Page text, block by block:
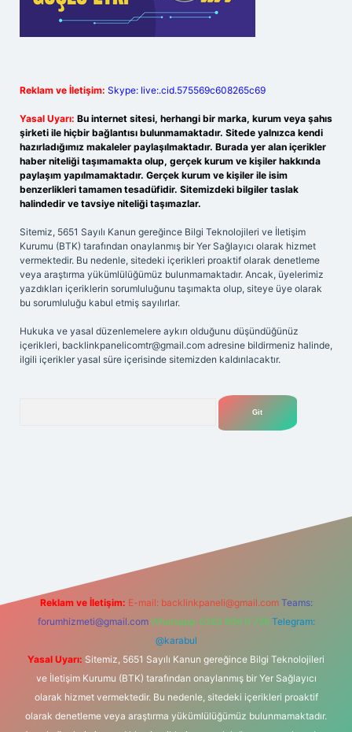
Reklam ve İletişim: Skype: live:.cid.575569c608265c69
Yasal Uyarı: Bu internet sitesi, herhangi bir marka, kurum veya şahıs
şirketi ile hiçbir bağlantısı bulunmamaktadır. Sitede yalnızca kendi
hazırladığımız makaleler paylaşılmaktadır. Burada yer alan içerikler
haber niteliği taşımamakta olup, gerçek kurum ve kişiler hakkında
paylaşım yapılmamaktadır. Gerçek kurum ve kişiler ile isim
benzerlikleri tamamen tesadüfidir. Sitemizdeki bilgiler taslak
halindedir ve tavsiye niteliği taşımazlar.
Sitemiz, 5651 Sayılı Kanun gereğince Bilgi Teknolojileri ve İletişim
Kurumu (BTK) tarafından onaylanmış bir Yer Sağlayıcı olarak hizmet
vermektedir. Bu nedenle, sitedeki içerikleri proaktif olarak denetleme
veya araştırma yükümlülüğümüz bulunmamaktadır. Ancak, üyelerimiz
yazdıkları içeriklerin sorumluluğunu taşımakta olup, siteye üye olarak
bu sorumluluğu kabul etmiş sayılırlar.
Hukuka ve yasal düzenlemelere aykırı olduğunu düşündüğünüz
içerikleri, backlinkpanelicomtr@gmail.com adresine bildirmeniz halinde,
ilgili içerikler yasal süre içerisinde sitemizden kaldırılacaktır.
Reklam ve İletişim: E-mail: backlinkpaneli@gmail.com Teams:
forumhizmeti@gmail.com Whatsapp: 0262 606 0 726 Telegram:
@karabul
Yasal Uyarı: Sitemiz, 5651 Sayılı Kanun gereğince Bilgi Teknolojileri
ve İletişim Kurumu (BTK) tarafından onaylanmış bir Yer Sağlayıcı
olarak hizmet vermektedir. Bu nedenle, sitedeki içerikleri proaktif
olarak denetleme veya araştırma yükümlülüğümüz bulunmamaktadır.